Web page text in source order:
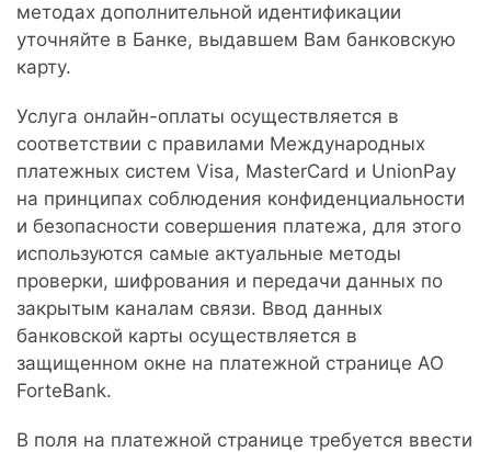
методах дополнительной идентификации
уточняйте в Банке, выдавшем Вам банковскую
карту.
Услуга онлайн-оплаты осуществляется в
соответствии с правилами Международных
платежных систем Visa, MasterCard и UnionPay
на принципах соблюдения конфиденциальности
и безопасности совершения платежа, для этого
используются самые актуальные методы
проверки, шифрования и передачи данных по
закрытым каналам связи. Ввод данных
банковской карты осуществляется в
защищенном окне на платежной странице АО
ForteBank.
В поля на платежной странице требуется ввести